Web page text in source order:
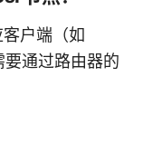
户端（如
通过路由器的